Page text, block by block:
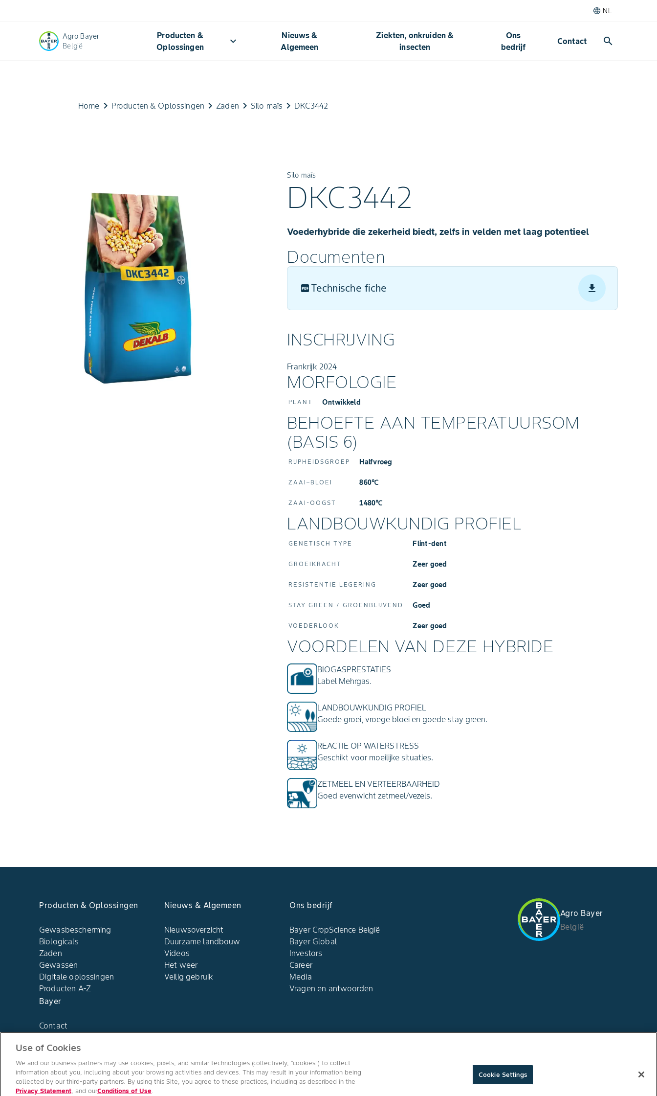
NL
Agro Bayer
België
Producten &
Oplossingen
keyboard_arrow_down
Nieuws &
Algemeen​
Ziekten, onkruiden &
insecten
Ons
bedrijf​
Contact search
Home keyboard_arrow_right Producten & Oplossingen​ keyboard_arrow_rightZaden keyboard_arrow_right Silo maïs keyboard_arrow_right DKC3442
Silo maïs
DKC3442
Voederhybride die zekerheid biedt, zelfs in velden met laag potentieel
Documenten
Technische fiche
INSCHRIJVING
Frankrijk 2024
MORFOLOGIE
PLANT Ontwikkeld
BEHOEFTE AAN TEMPERATUURSOM
(BASIS 6)
RIJPHEIDSGROEP Halfvroeg
ZAAI–BLOEI 860℃
ZAAI-OOGST 1480℃
LANDBOUWKUNDIG PROFIEL
GENETISCH TYPE Flint-dent
GROEIKRACHT Zeer goed
RESISTENTIE LEGERING Zeer goed
STAY‑GREEN / GROENBLIJVEND Goed
VOEDERLOOK Zeer goed
VOORDELEN VAN DEZE HYBRIDE
BIOGASPRESTATIES
Label Mehrgas.
LANDBOUWKUNDIG PROFIEL
Goede groei, vroege bloei en goede stay green.
REACTIE OP WATERSTRESS
Geschikt voor moeilijke situaties.
ZETMEEL EN VERTEERBAARHEID
Goed evenwicht zetmeel/vezels.
Producten & Oplossingen​
Gewasbescherming
Biologicals
Zaden
Gewassen
Digitale oplossingen​
Producten A-Z​
Nieuws & Algemeen​
Nieuwsoverzicht
Duurzame landbouw​
Videos
Het weer​
Veilig gebruik
Ons bedrijf​
Bayer CropScience België​
Bayer Global
Investors
Career
Media
Vragen en antwoorden​
Bayer
Contact
Agro Bayer
België
Use of Cookies
We and our business partners may use cookies, pixels, and similar technologies (collectively, “cookies”) to collect
information about you, including about your browsing activities and devices. This may result in your information being
collected by our third-party partners. By using this Site, you agree to these practices, including as described in the
Privacy Statement, and ourConditions of Use.
Cookie Settings